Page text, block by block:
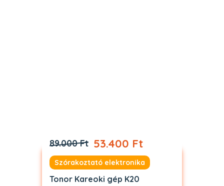
89.000 Ft 53.400 Ft
Szórakoztató elektronika
Tonor Kareoki gép K20